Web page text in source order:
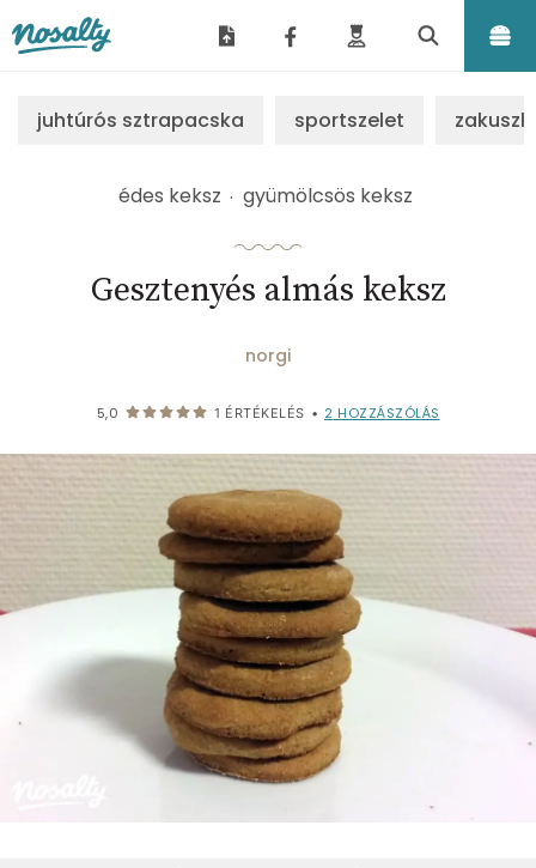
juhtúrós sztrapacska sportszelet
édes keksz gyümölcsös keksz
Gesztenyés almás keksz
norgi
5,0 1 ÉRTÉKELÉS • 2 HOZZÁSZÓLÁS